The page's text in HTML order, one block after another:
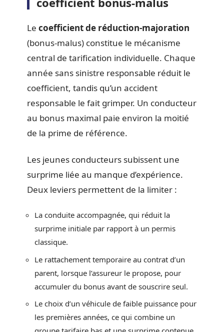
Le coefficient de réduction-majoration
(bonus-malus) constitue le mécanisme
central de tarification individuelle. Chaque
année sans sinistre responsable réduit le
coefficient, tandis qu’un accident
responsable le fait grimper. Un conducteur
au bonus maximal paie environ la moitié
de la prime de référence.
Les jeunes conducteurs subissent une
surprime liée au manque d’expérience.
Deux leviers permettent de la limiter :
La conduite accompagnée, qui réduit la
surprime initiale par rapport à un permis
classique.
Le rattachement temporaire au contrat d’un
parent, lorsque l’assureur le propose, pour
accumuler du bonus avant de souscrire seul.
Le choix d’un véhicule de faible puissance pour
les premières années, ce qui combine un